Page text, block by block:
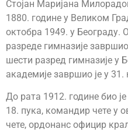
Стојан Маријана
1880. године у Великом
октобра 1949. у Београду.
разреде гимназије
шести разред гимназије у
академије завршио је у 31.
До рата 1912. године био
18. пука, командир чете у
чете, ордонанс официр